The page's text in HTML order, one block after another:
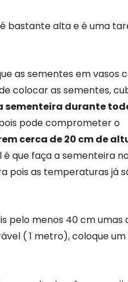
bastante alta e é uma
as sementes em vasos
colocar as sementes,
sementeira durante
pode comprometer o
cerca de 20 cm de
que faça a sementeira
pois as temperaturas já
pelo menos 40 cm umas
( 1 metro), coloque